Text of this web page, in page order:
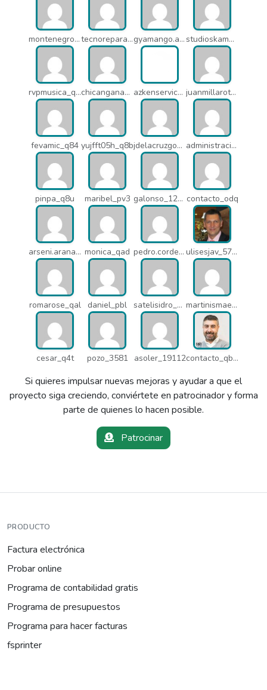
montenegroasesores1975_q7b tecnoreparacionesmedellin_q7c gyamango.admin_q7d studioskamaleon_owz
rvpmusica_q7i chicangana01x_q7o azkenservices_mdx juanmillarot_17714
fevamic_q84 yujfft05h_q8b jdelacruzgonzalez2015_q8e administracion_pua
pinpa_q8u maribel_pv3 galonso_12031 contacto_odq
arseni.arana_16484 monica_qad pedro.corderonunez_qab ulisesjav_5758
romarose_qal daniel_pbl satelisidro_pt5 martinismaelima_qbd
cesar_q4t pozo_3581 asoler_19112 contacto_qbw
Si quieres impulsar nuevas mejoras y ayudar a que el
proyecto siga creciendo, conviértete en patrocinador y forma
parte de quienes lo hacen posible.
Patrocinar
PRODUCTO
Factura electrónica
Probar online
Programa de contabilidad gratis
Programa de presupuestos
Programa para hacer facturas
fsprinter